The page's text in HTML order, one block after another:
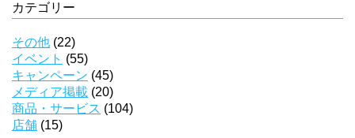
カテゴリー
その他 (22)
イベント (55)
キャンペーン (45)
メディア掲載 (20)
商品・サービス (104)
店舗 (15)